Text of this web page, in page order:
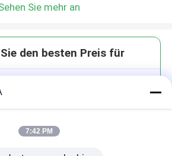
Sie mehr an
den besten Preis für
7:42 PM